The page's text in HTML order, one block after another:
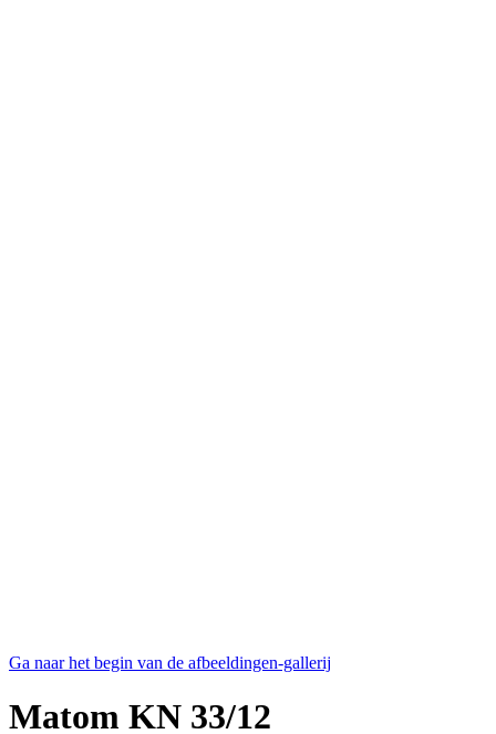
Ga naar het begin van de afbeeldingen-gallerij
Matom KN 33/12